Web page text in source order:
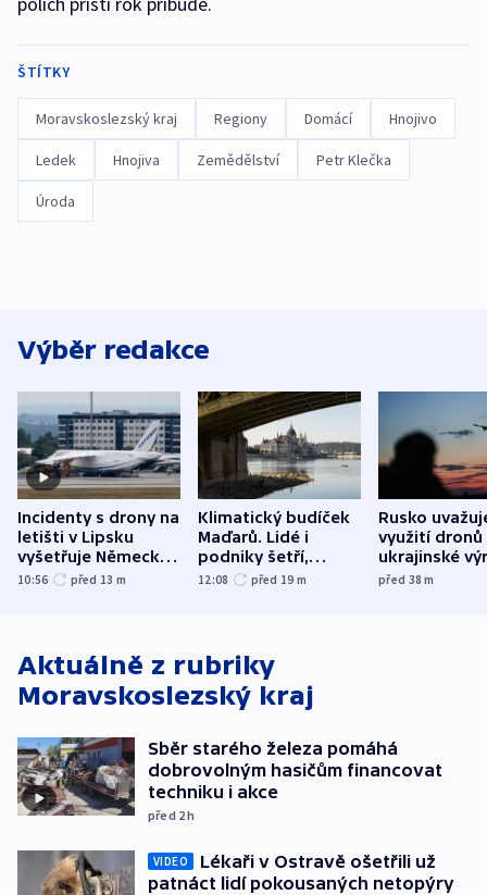
ŠTÍTKY
Moravskoslezský kraj Regiony Domácí Hnojivo
Ledek Hnojiva Zemědělství Petr Klečka
Úroda
Výběr redakce
Incidenty s drony na
letišti v Lipsku
vyšetřuje Německo
jako úmyslný pokus
10:56 před 13 m
Klimatický budíček
Maďarů. Lidé i
podniky šetří,
omezuje se doprava
12:08 před 19 m
Rusko
využití dronů
ukrajinské
útokům v
před 38m
Aktuálně z rubriky
Moravskoslezský kraj
Sběr starého železa pomáhá
dobrovolným hasičům financovat
techniku i akce
před 2h
VIDEO
Lékaři v Ostravě ošetřili už
patnáct lidí pokousaných netopýry